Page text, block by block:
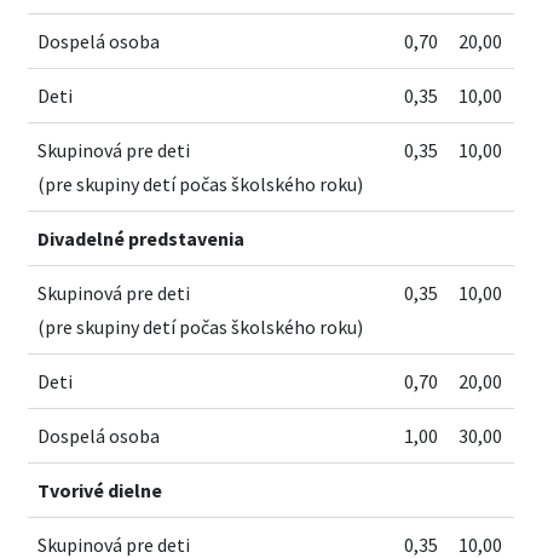
Dospelá osoba 0,70 20,00
Deti 0,35 10,00
Skupinová pre deti
(pre skupiny detí počas školského roku)
0,35 10,00
Divadelné predstavenia
Skupinová pre deti
(pre skupiny detí počas školského roku)
0,35 10,00
Deti 0,70 20,00
Dospelá osoba 1,00 30,00
Tvorivé dielne
Skupinová pre deti
0,35 10,00